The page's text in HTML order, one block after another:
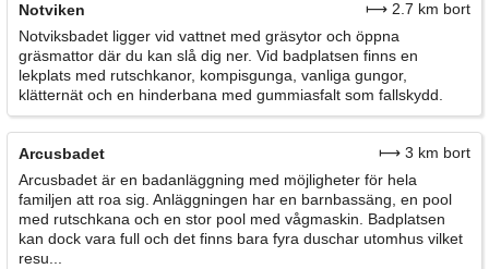
Notviken
⟼ 2.7 km bort
Notviksbadet ligger vid vattnet med gräsytor och öppna
gräsmattor där du kan slå dig ner. Vid badplatsen finns en
lekplats med rutschkanor, kompisgunga, vanliga gungor,
klätternät och en hinderbana med gummiasfalt som fallskydd.
Arcusbadet
⟼ 3 km bort
Arcusbadet är en badanläggning med möjligheter för hela
familjen att roa sig. Anläggningen har en barnbassäng, en pool
med rutschkana och en stor pool med vågmaskin. Badplatsen
kan dock vara full och det finns bara fyra duschar utomhus vilket
resu...